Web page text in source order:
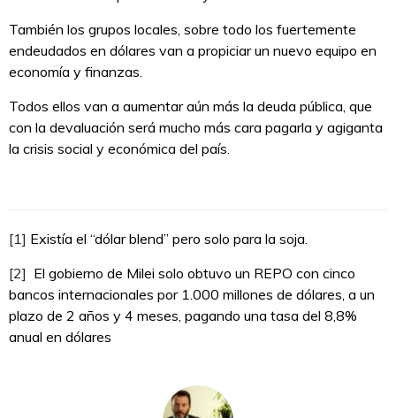
También los grupos locales, sobre todo los fuertemente
endeudados en dólares van a propiciar un nuevo equipo en
economía y finanzas.
Todos ellos van a aumentar aún más la deuda pública, que
con la devaluación será mucho más cara pagarla y agiganta
la crisis social y económica del país.
[1] Existía el “dólar blend” pero solo para la soja.
[2] El gobierno de Milei solo obtuvo un REPO con cinco
bancos internacionales por 1.000 millones de dólares, a un
plazo de 2 años y 4 meses, pagando una tasa del 8,8%
anual en dólares